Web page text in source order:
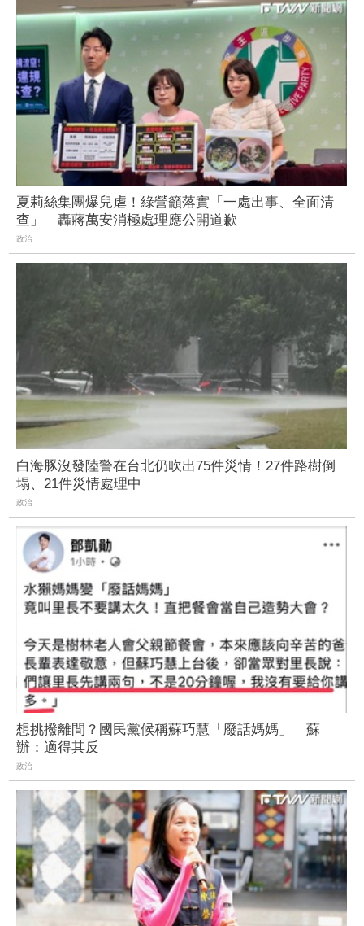
夏莉絲集團爆兒虐！綠營籲落實「一處出事、全面清
查」 轟蔣萬安消極處理應公開道歉
政治
白海豚沒發陸警在台北仍吹出75件災情！27件路樹倒
塌、21件災情處理中
政治
想挑撥離間？國民黨候稱蘇巧慧「廢話媽媽」 蘇
辦：適得其反
政治